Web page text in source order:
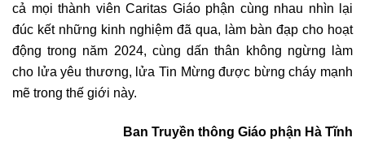
cả mọi thành viên Caritas Giáo phận cùng nhau nhìn lại
đúc kết những kinh nghiệm đã qua, làm bàn đạp cho hoạt
động trong năm 2024, cùng dấn thân không ngừng làm
cho lửa yêu thương, lửa Tin Mừng được bừng cháy mạnh
mẽ trong thế giới này.
Ban Truyền thông Giáo phận Hà Tĩnh